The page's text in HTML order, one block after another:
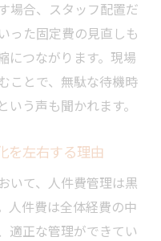
場合、スタッフ配置だ
った固定費の見直しも
につながります。現場
ことで、無駄な待機時
う声も聞かれます。
を左右する理由
いて、人件費管理は黒
人件費は全体経費の中
適正な管理ができてい